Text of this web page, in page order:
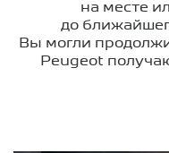
на месте
до
Вы могли
Peugeot